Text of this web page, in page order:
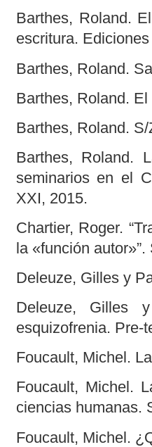
Barthes, Roland.
escritura.
Barthes, Roland.
Barthes, Roland.
Barthes, Roland.
Barthes, Roland.
seminarios en el
XXI, 2015.
Chartier, Roger.
la «función
Deleuze, Gilles y
Deleuze, Gilles
esquizofrenia. Pre-
Foucault, Michel.
Foucault, Michel.
ciencias humanas.
Foucault, Michel.